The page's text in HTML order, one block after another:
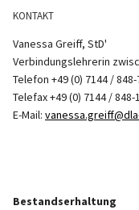
KONTAKT
Vanessa Greiff, StD'
Verbindungslehrerin
Telefon +49 (0) 7144 / 848-
Telefax +49 (0) 7144 / 848-
E-Mail:
Bestandserhaltung